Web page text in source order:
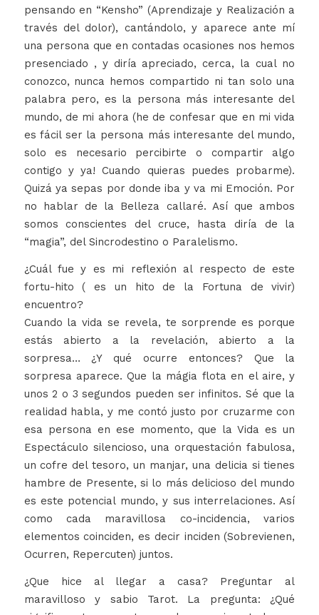
pensando en “Kensho” (Aprendizaje y Realización a
través del dolor), cantándolo, y aparece ante mí
una persona que en contadas ocasiones nos hemos
presenciado , y diría apreciado, cerca, la cual no
conozco, nunca hemos compartido ni tan solo una
palabra pero, es la persona más interesante del
mundo, de mi ahora (he de confesar que en mi vida
es fácil ser la persona más interesante del mundo,
solo es necesario percibirte o compartir algo
contigo y ya! Cuando quieras puedes probarme).
Quizá ya sepas por donde iba y va mi Emoción. Por
no hablar de la Belleza callaré. Así que ambos
somos conscientes del cruce, hasta diría de la
“magia”, del Sincrodestino o Paralelismo.
¿Cuál fue y es mi reflexión al respecto de este
fortu-hito ( es un hito de la Fortuna de vivir)
encuentro?
Cuando la vida se revela, te sorprende es porque
estás abierto a la revelación, abierto a la
sorpresa… ¿Y qué ocurre entonces? Que la
sorpresa aparece. Que la mágia flota en el aire, y
unos 2 o 3 segundos pueden ser infinitos. Sé que la
realidad habla, y me contó justo por cruzarme con
esa persona en ese momento, que la Vida es un
Espectáculo silencioso, una orquestación fabulosa,
un cofre del tesoro, un manjar, una delicia si tienes
hambre de Presente, si lo más delicioso del mundo
es este potencial mundo, y sus interrelaciones. Así
como cada maravillosa co-incidencia, varios
elementos coinciden, es decir inciden (Sobrevienen,
Ocurren, Repercuten) juntos.
¿Que hice al llegar a casa? Preguntar al
maravilloso y sabio Tarot. La pregunta: ¿Qué